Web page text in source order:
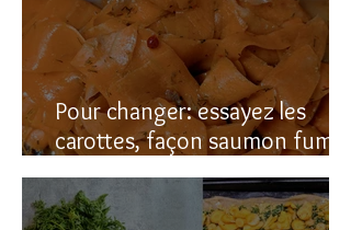
Pour changer: essayez les
carottes, façon saumon fumé!
(vegan du coup)